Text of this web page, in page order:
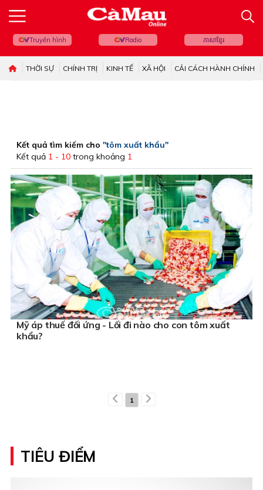
Truyền hình Radio ភាសាខ្មែរ
THỜI SỰ CHÍNH TRỊ KINH TẾ XÃ HỘI CẢI CÁCH HÀNH CHÍNH
Kết quả tìm kiếm cho "tôm xuất khẩu"
Kết quả 1 - 10 trong khoảng 1
Mỹ áp thuế đối ứng - Lối đi nào cho con tôm xuất
khẩu?
1
TIÊU ĐIỂM